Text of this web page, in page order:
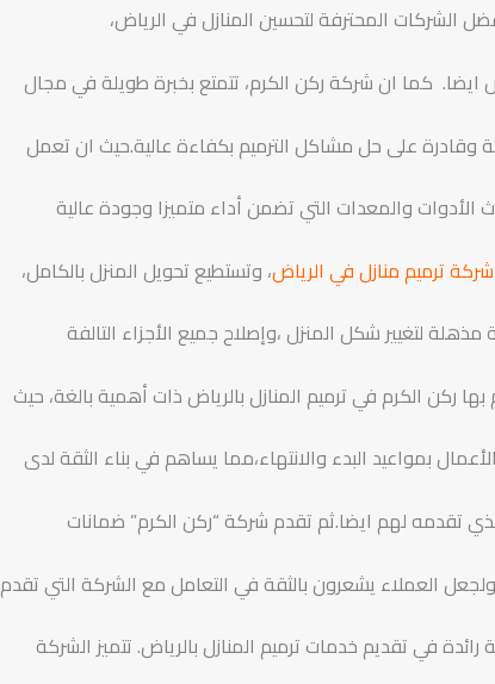
الشركات المحترفة لتحسين المنازل في الرياض،
كما ان شركة ركن الكرم، تتمتع بخبرة طويلة في مجال
وقادرة على حل مشاكل الترميم بكفاءة عالية.حيث ان تعمل
والمعدات التي تضمن أداء متميزا وجودة عالية
ترميم منازل في الرياض، وتستطيع تحويل المنزل بالكامل،
لتغيير شكل المنزل ،وإصلاح جميع الأجزاء التالفة
ركن الكرم في ترميم المنازل بالرياض ذات أهمية بالغة، حيث
بمواعيد البدء والانتهاء،مما يساهم في بناء الثقة لدى
تقدمه لهم ايضا.ثم تقدم شركة “ركن الكرم” ضمانات
العملاء يشعرون بالثقة في التعامل مع الشركة التي تقدم
في تقديم خدمات ترميم المنازل بالرياض. تتميز الشركة